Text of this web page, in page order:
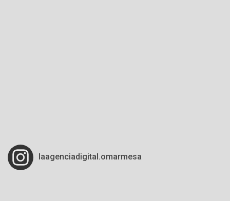
laagenciadigital.omarmesa